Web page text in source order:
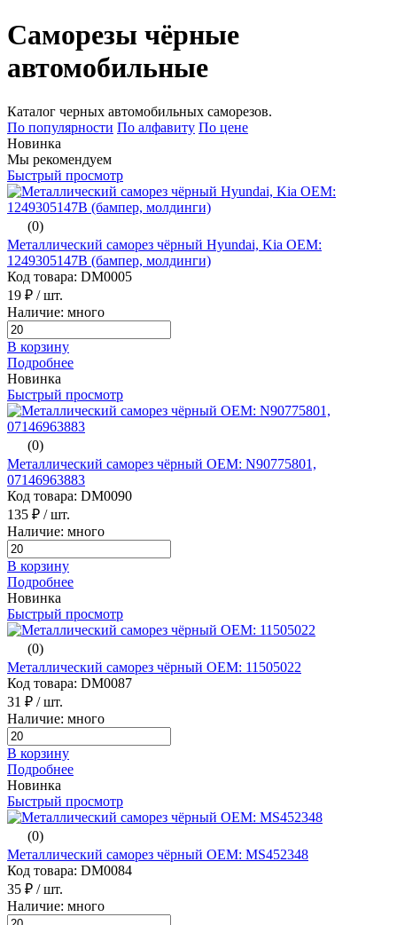
Саморезы чёрные
автомобильные
Каталог черных автомобильных саморезов.
По популярности По алфавиту По цене
Новинка
Мы рекомендуем
Быстрый просмотр
(0)
Металлический саморез чёрный Hyundai, Kia ОЕМ:
1249305147B (бампер, молдинги)
Код товара: DM0005
19 ₽ / шт.
Наличие: много
В корзину
Подробнее
Новинка
Быстрый просмотр
(0)
Металлический саморез чёрный ОЕМ: N90775801,
07146963883
Код товара: DM0090
135 ₽ / шт.
Наличие: много
В корзину
Подробнее
Новинка
Быстрый просмотр
(0)
Металлический саморез чёрный ОЕМ: 11505022
Код товара: DM0087
31 ₽ / шт.
Наличие: много
В корзину
Подробнее
Новинка
Быстрый просмотр
(0)
Металлический саморез чёрный ОЕМ: MS452348
Код товара: DM0084
35 ₽ / шт.
Наличие: много